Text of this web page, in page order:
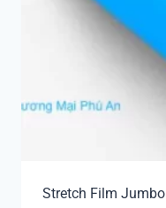
Stretch Film Jumbo